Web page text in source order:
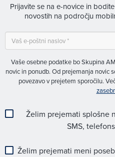
Prijavite se na e-novice in
novostih na področju
Vaše osebne podatke bo Skupina
novic in ponudb. Od prejemanja novic
povezavo v prejetem sporočilu.
Želim prejemati splošne
SMS,
Želim prejemati meni